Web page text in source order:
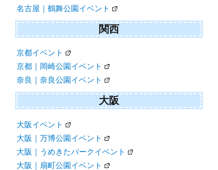
名古屋｜鶴舞公園イベント
関西
京都イベント
京都｜岡崎公園イベント
奈良｜奈良公園イベント
大阪
大阪イベント
大阪｜万博公園イベント
大阪｜うめきたパークイベント
大阪｜扇町公園イベント